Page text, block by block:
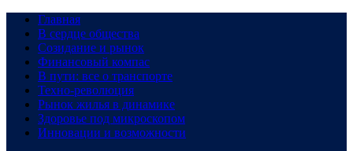
Главная
В сердце общества
Созидание и рынок
Финансовый компас
В пути: все о транспорте
Техно-революция
Рынок жилья в динамике
Здоровье под микроскопом
Инновации и возможности